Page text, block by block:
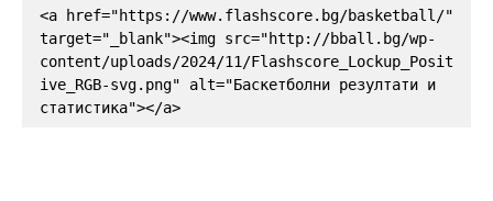
<a href="https://www.flashscore.bg/basketball/"
target="_blank"><img src="http://bball.bg/wp-
content/uploads/2024/11/Flashscore_Lockup_Posit
ive_RGB-svg.png" alt="Баскетболни резултати и
статистика"></a>